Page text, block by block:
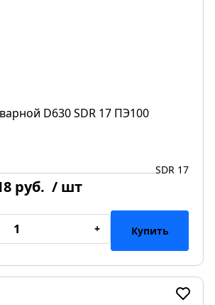
D630 SDR 17 ПЭ100
SDR 17
руб. / шт
+ Купить